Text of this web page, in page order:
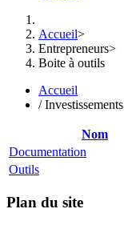
Accueil>
Entrepreneurs>
Boite à outils
Accueil
/Investissements
Nom
Documentation
Outils
Plan du site